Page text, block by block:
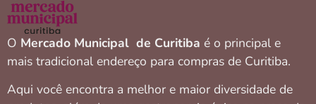
O Mercado Municipal de Curitiba é o principal e
mais tradicional endereço para compras de Curitiba.
Aqui você encontra a melhor e maior diversidade de